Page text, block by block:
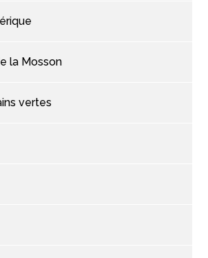
la Mosson
vertes